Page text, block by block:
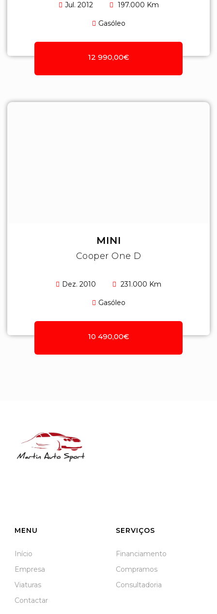
Jul. 2012 197.000 Km
Gasóleo
12 990,00€
MINI
Cooper One D
Dez. 2010 231.000 Km
Gasóleo
10 490,00€
MENU
Início
Empresa
Viaturas
Contactar
SERVIÇOS
Financiamento
Compramos
Consultadoria